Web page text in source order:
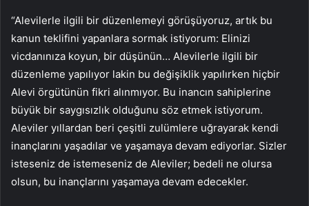
“Alevilerle ilgili bir düzenlemeyi görüşüyoruz, artık bu
kanun teklifini yapanlara sormak istiyorum: Elinizi
vicdanınıza koyun, bir düşünün… Alevilerle ilgili bir
düzenleme yapılıyor lakin bu değişiklik yapılırken hiçbir
Alevi örgütünün fikri alınmıyor. Bu inancın sahiplerine
büyük bir saygısızlık olduğunu söz etmek istiyorum.
Aleviler yıllardan beri çeşitli zulümlere uğrayarak kendi
inançlarını yaşadılar ve yaşamaya devam ediyorlar. Sizler
isteseniz de istemeseniz de Aleviler; bedeli ne olursa
olsun, bu inançlarını yaşamaya devam edecekler.